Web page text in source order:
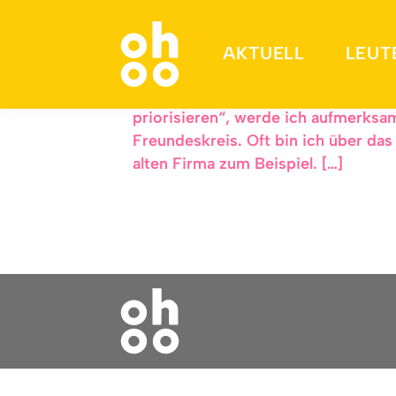
AKTUELL
DAS macht gute
priorisieren“, werde ich
Freundeskreis. Oft bin ich über
alten Firma zum Beispiel. […]